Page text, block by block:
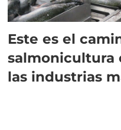
Este es el
salmonicultura
las industrias